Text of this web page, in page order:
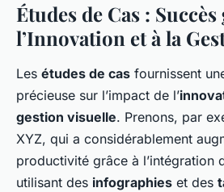
Études de Cas : Succès
l’Innovation et à la
Les études de cas fournissent
précieuse sur l’impact de l’
gestion visuelle. Prenons, par
XYZ, qui a considérablement
productivité grâce à l’intégration
utilisant des infographies et des